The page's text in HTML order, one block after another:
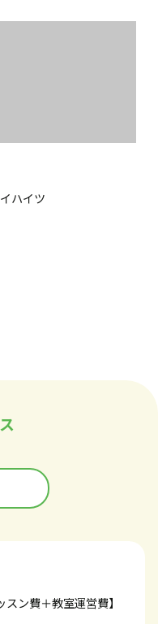
ハイツ
ン費＋教室運営費】